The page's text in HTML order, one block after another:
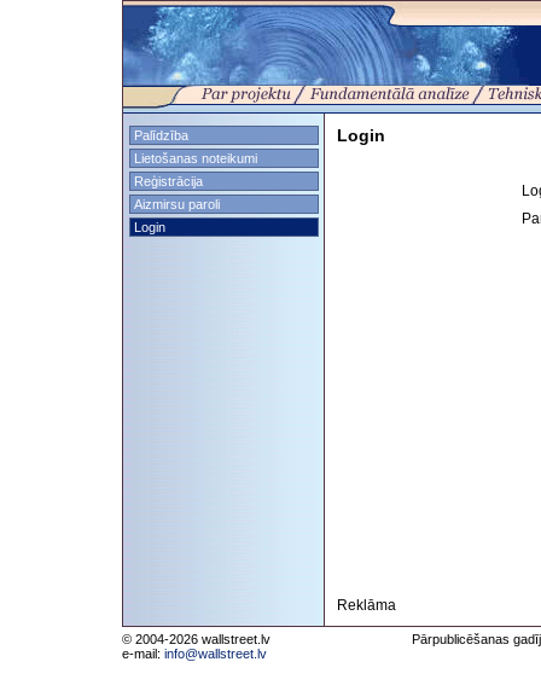
Palīdzība
Lietošanas noteikumi
Reģistrācija
Aizmirsu paroli
Login
Login
Reklāma
© 2004-2026 wallstreet.lv
e-mail: info@wallstreet.lv
Pārpublicēšanas